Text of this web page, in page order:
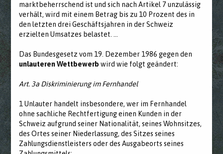
marktbeherrschend ist und sich nach Artikel 7 unzulässig
verhält, wird mit einem Betrag bis zu 10 Prozent des in
den letzten drei Geschäftsjahren in der Schweiz
erzielten Umsatzes belastet. …
Das Bundesgesetz vom 19. Dezember 1986 gegen den
unlauteren Wettbewerb wird wie folgt geändert:
Art. 3a Diskriminierung im Fernhandel
1 Unlauter handelt insbesondere, wer im Fernhandel
ohne sachliche Rechtfertigung einen Kunden in der
Schweiz aufgrund seiner Nationalität, seines Wohnsitzes,
des Ortes seiner Niederlassung, des Sitzes seines
Zahlungsdienstleisters oder des Ausgabeorts seines